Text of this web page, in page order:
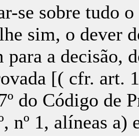
se sobre tudo
sim, o dever
para a decisão,
[( cfr. art.
do Código de
nº 1, alíneas a)